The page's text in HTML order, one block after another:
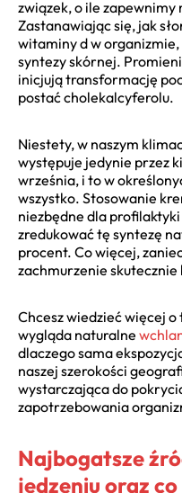
związek, o ile
Zastanawiając się, jak
witaminy d w
syntezy skórnej.
inicjują transformację
postać cholekalcyferolu.
Niestety, w naszym
występuje jedynie przez
września, i to w
wszystko. Stosowanie
niezbędne dla
zredukować tę syntezę
procent. Co więcej,
zachmurzenie
Chcesz wiedzieć więcej
wygląda naturalne
dlaczego sama
naszej szerokości
wystarczająca do
zapotrzebowania
Najbogatsze
jedzeniu oraz